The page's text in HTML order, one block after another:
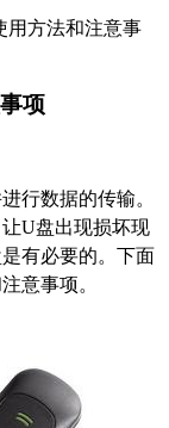
用方法和注意事
项
行数据的传输。
U盘出现损坏现
有必要的。下面
意事项。